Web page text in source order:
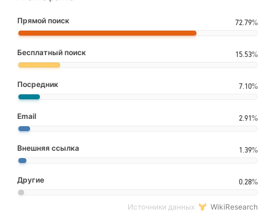
Прямой поиск 72.79%
Бесплатный поиск 15.53%
Посредник 7.10%
Email 2.91%
Внешняя ссылка 1.39%
Другие 0.28%
Источники данных WikiResearch